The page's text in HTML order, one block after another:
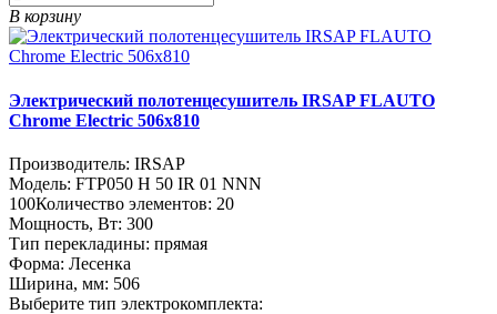
В корзину
Электрический полотенцесушитель IRSAP FLAUTO
Chrome Electric 506х810
Производитель: IRSAP
Модель: FTP050 H 50 IR 01 NNN
100Количество элементов: 20
Мощность, Вт: 300
Тип перекладины: прямая
Форма: Лесенка
Ширина, мм: 506
Выберите тип электрокомплекта: